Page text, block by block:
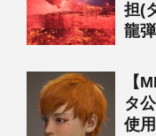
担(
龍
【
タ
使